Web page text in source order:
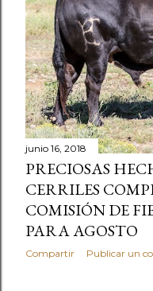
junio 16, 2018
PRECIOSAS
CERRILES
COMISIÓN DE
PARA AGOSTO
Compartir Publicar un